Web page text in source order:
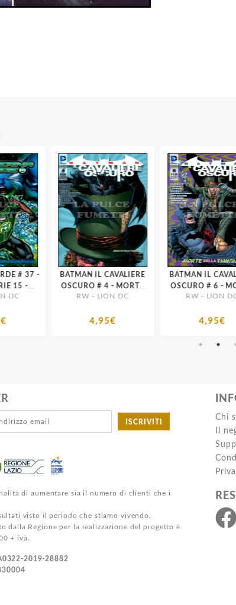
# 37 -
15 -
DC
BATMAN IL CAVALIERE
OSCURO # 4 - MORTE
DELLA FAMIGLIA
RW - LION DC
4,95€
BATMAN IL
OSCURO # 6 - MORTE
DELLA
RW - LION DC
4,95€
ISCRIVITI
di aumentare sia il numero di clienti che i
visto il periodo che stiamo vivendo.
dalla Regione per la realizzazione del progetto è
+ iva.
2019-28882
Chi
Il